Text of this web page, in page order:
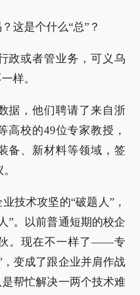
这是个什么“总”？
政或者管业务，可义乌
样。
据，他们聘请了来自浙
高校的49位专家教授，
备、新材料等领域，签
技术攻坚的“破题人”，
”。以前普通短期的校企
。现在不一样了——专
变成了跟企业并肩作战
帮忙解决一两个技术难